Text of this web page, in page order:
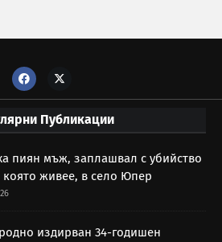
Публикации
пиян мъж, заплашвал с убийство
която живее, в село Юпер
издирван 34-годишен